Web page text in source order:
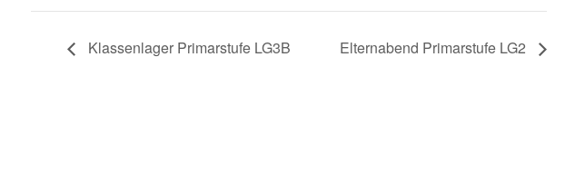
Klassenlager Primarstufe LG3B Elternabend Primarstufe LG2